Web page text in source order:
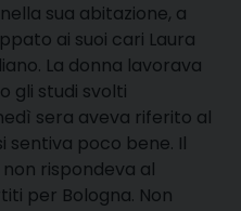
sua abitazione, a
ai suoi cari Laura
La donna lavorava
gli studi svolti
sera aveva riferito al
sentiva poco bene. Il
rispondeva al
per Bologna. Non